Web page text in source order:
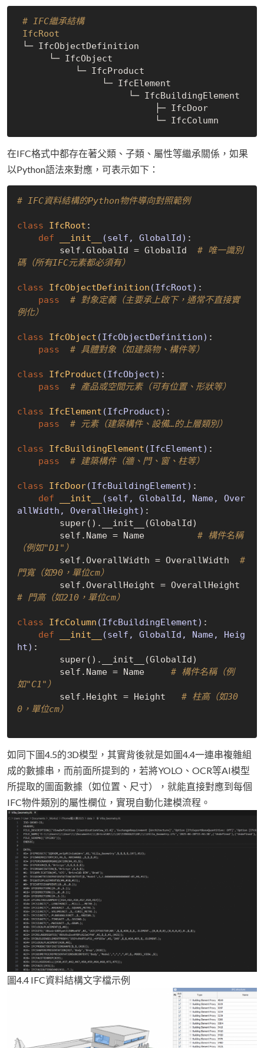
# IFC繼承結構
IfcRoot
在IFC格式中都存在著父類、子類、屬性等繼承關係，如果
以Python語法來對應，可表示如下：
# IFC資料結構的Python物件導向對照範例
class IfcRoot :
def
__init__ (self, GlobalId) :
        self.GlobalId = GlobalId
# 唯一識別
碼（所有IFC元素都必須有）
class IfcObjectDefinition (IfcRoot) :
pass
# 對象定義（主要承上啟下，通常不直接實
例化）
class IfcObject (IfcObjectDefinition) :
pass
# 具體對象（如建築物、構件等）
class IfcProduct (IfcObject) :
pass
# 產品或空間元素（可有位置、形狀等）
class IfcElement (IfcProduct) :
pass
# 元素（建築構件、設備…的上層類別）
class IfcBuildingElement (IfcElement) :
pass
# 建築構件（牆、門、窗、柱等）
class IfcDoor(IfcBuildingElement) :
def
__init__
(self, GlobalId, Name, Over
allWidth, OverallHeight) :
        self.Name = Name
# 構件名稱
（例如"D1"）
        self.OverallWidth = OverallWidth
#
門寬（如90，單位cm）
# 門高（如210，單位cm）
class IfcColumn (IfcBuildingElement) :
def
__init__
(self, GlobalId, Name, Heig
ht) :
        self.Name = Name
# 構件名稱（例
如"C1"）
        self.Height = Height
# 柱高（如30
0，單位cm）
如同下圖4.5的3D模型，其實背後就是如圖4.4一連串複雜組
成的數據串，而前面所提到的，若將YOLO、OCR等AI模型
所提取的圖面數據（如位置、尺寸），就能直接對應到每個
IFC物件類別的屬性欄位，實現自動化建模流程。
圖4.4 IFC資料結構文字檔示例